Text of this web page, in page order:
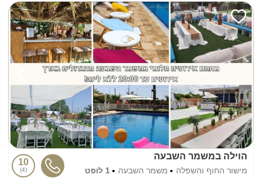
הוילה במשמר השבעה
מישור החוף והשפלה משמר השבעה 1 לופט
10
4